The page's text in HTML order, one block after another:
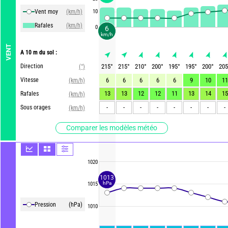
VENT
Vent moy
(km/h)
Rafales
(km/h)
A 10 m du sol :
Direction
(°)
Vitesse
(km/h)
Rafales
(km/h)
Sous orages
(km/h)
Comparer les modèles météo
Pression (hPa)
10
0
1020
1015
1010
215° 215° 210° 200° 195° 195° 200°
205
6
6 6 6 6 9 10
11
13
13 12 12 11 13 14
15
-
- - - - - - -
6
km/h
1013
hPa